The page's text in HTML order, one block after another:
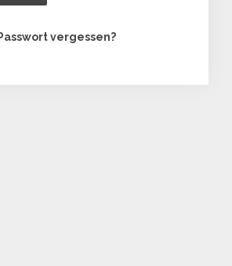
Passwort vergessen?